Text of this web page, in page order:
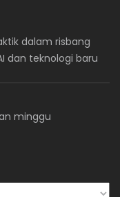
dalam risbang
dan teknologi baru
minggu